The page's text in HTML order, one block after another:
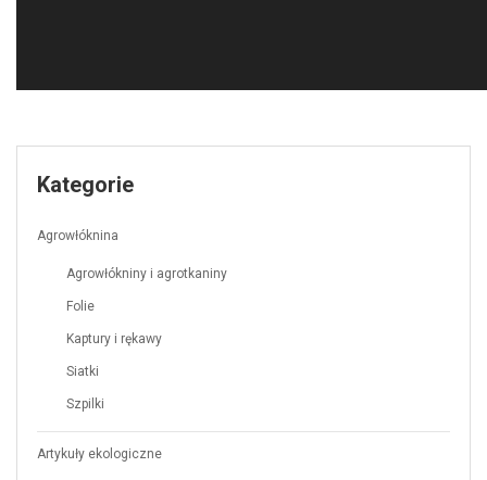
Kategorie
Agrowłóknina
Agrowłókniny i agrotkaniny
Folie
Kaptury i rękawy
Siatki
Szpilki
Artykuły ekologiczne